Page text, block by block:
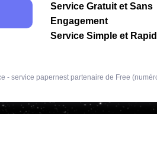
Service Gratuit et Sans
Engagement
Service Simple et
- service papernest partenaire de Free